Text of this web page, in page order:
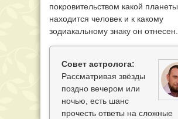
покровительством какой планеты
находится человек и к какому
зодиакальному знаку он отнесен.
Совет астролога:
Рассматривая звёзды
поздно вечером или
ночью, есть шанс
прочесть ответы на сложные